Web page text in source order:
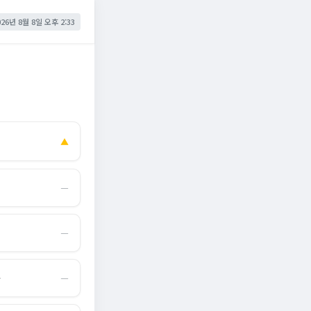
년 8월 8일 오후 2:33
▲
―
―
―